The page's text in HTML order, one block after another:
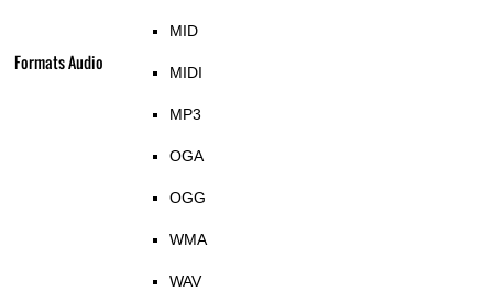
Formats Audio
MID
MIDI
MP3
OGA
OGG
WMA
WAV